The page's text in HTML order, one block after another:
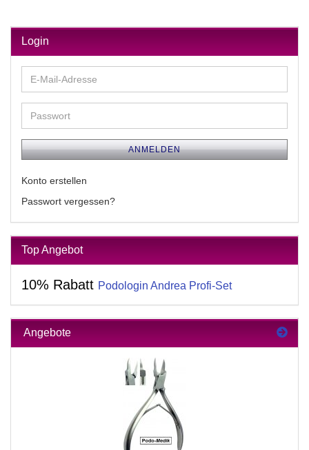
Login
E-
Mail-
Adresse
Passwort
ANMELDEN
Konto erstellen
Passwort vergessen?
Top Angebot
10% Rabatt Podologin Andrea Profi-Set
Angebote